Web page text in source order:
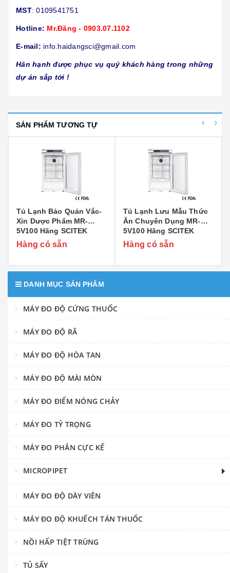
MST: 0109541751
Hotline: Mr.Đăng - 0903.07.1102
E-mail: info.haidangsci@gmail.com
Hân hạnh được phục vụ quý khách hàng trong những
dự án sắp tới !
SẢN PHẨM TƯƠNG TỰ
Tủ Lạnh Bảo Quản Vắc-
Xin Dược Phẩm MR-
5V100 Hãng SCITEK
Hàng có sẵn
Tủ Lạnh Lưu Mẫu Thức
Ăn Chuyên Dụng MR-
5V100 Hãng SCITEK
Hàng có sẵn
DANH MỤC SẢN PHẨM
MÁY ĐO ĐỘ CỨNG THUỐC
MÁY ĐO ĐỘ RÃ
MÁY ĐO ĐỘ HÒA TAN
MÁY ĐO ĐỘ MÀI MÒN
MÁY ĐO ĐIỂM NÓNG CHẢY
MÁY ĐO TỶ TRỌNG
MÁY ĐO PHÂN CỰC KẾ
MICROPIPET
MÁY ĐO ĐỘ DÀY VIÊN
MÁY ĐO ĐỘ KHUẾCH TÁN THUỐC
NỒI HẤP TIỆT TRÙNG
TỦ SẤY